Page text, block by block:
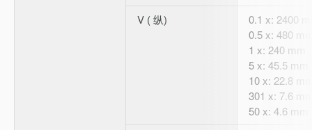
V ( 纵)
0.1 x: 2400
0.5 x: 480
1 x: 240 mm
5 x: 45.5 mm
10 x: 22.8
301 x: 7.6
50 x: 4.6 mm